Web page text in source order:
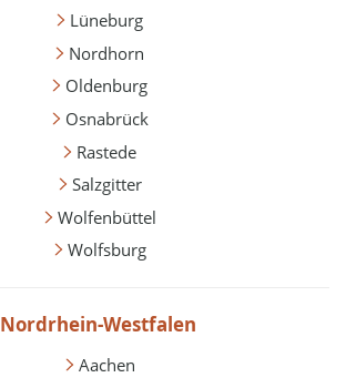
Lüneburg
Nordhorn
Oldenburg
Osnabrück
Rastede
Salzgitter
Wolfenbüttel
Wolfsburg
Nordrhein-Westfalen
Aachen